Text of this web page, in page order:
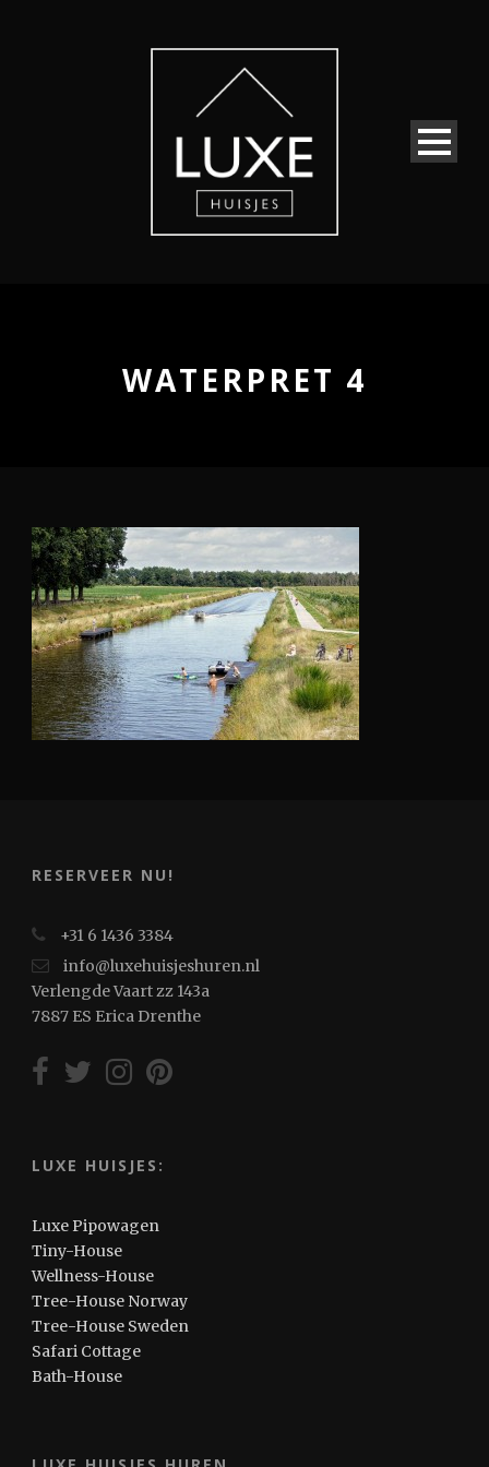
WATERPRET 4
RESERVEER NU!
+31 6 1436 3384
info@luxehuisjeshuren.nl
Verlengde Vaart zz 143a
7887 ES Erica Drenthe
LUXE HUISJES:
Luxe Pipowagen
Tiny-House
Wellness-House
Tree-House Norway
Tree-House Sweden
Safari Cottage
Bath-House